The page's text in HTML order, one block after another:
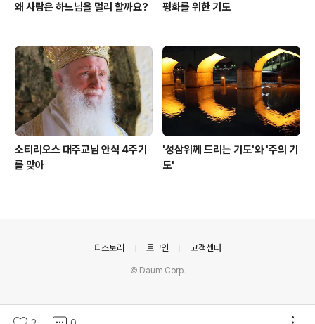
왜 사람은 하느님을 멀리 할까요? 평화를 위한 기도
소티리오스 대주교님 안식 4주기
를 맞아
'성삼위께 드리는 기도'와 '주의 기
도'
티스토리 로그인 고객센터
© Daum Corp.